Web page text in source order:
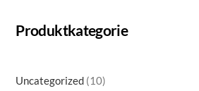
Produktkategorie
Uncategorized 1010